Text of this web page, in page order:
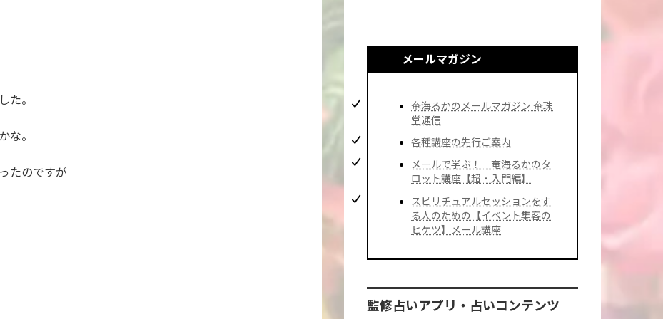
た。
な。
たのですが
メールマガジン
奄海るかのメールマガジン 奄珠
堂通信
各種講座の先行ご案内
メールで学ぶ！ 奄海るかのタ
ロット講座【超・入門編】
スピリチュアルセッションをす
る人のための【イベント集客の
ヒケツ】メール講座
監修占いアプリ・占いコンテンツ